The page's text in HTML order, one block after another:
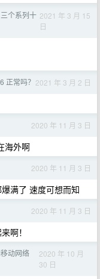
个系列十 2021 年 3 月 15
日
正常吗？ 2021 年 3 月 2 日
2020 年 11 月 3 日
海外啊
2020 年 11 月 3 日
满了 速度可想而知
2020 年 11 月 3 日
啊！
动网络
2020 年 10 月
30 日